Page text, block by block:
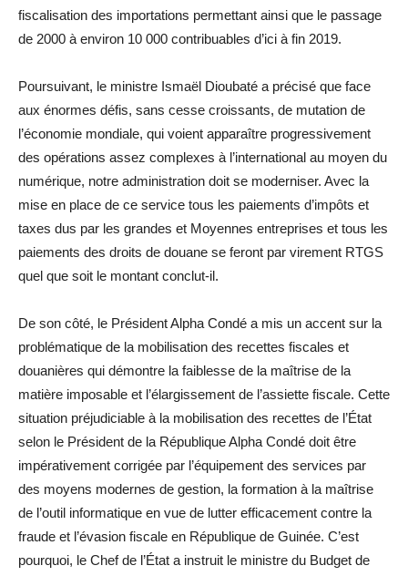
fiscalisation des importations permettant ainsi que le passage
de 2000 à environ 10 000 contribuables d’ici à fin 2019.
Poursuivant, le ministre Ismaël Dioubaté a précisé que face
aux énormes défis, sans cesse croissants, de mutation de
l’économie mondiale, qui voient apparaître progressivement
des opérations assez complexes à l’international au moyen du
numérique, notre administration doit se moderniser. Avec la
mise en place de ce service tous les paiements d’impôts et
taxes dus par les grandes et Moyennes entreprises et tous les
paiements des droits de douane se feront par virement RTGS
quel que soit le montant conclut-il.
De son côté, le Président Alpha Condé a mis un accent sur la
problématique de la mobilisation des recettes fiscales et
douanières qui démontre la faiblesse de la maîtrise de la
matière imposable et l’élargissement de l’assiette fiscale. Cette
situation préjudiciable à la mobilisation des recettes de l’État
selon le Président de la République Alpha Condé doit être
impérativement corrigée par l’équipement des services par
des moyens modernes de gestion, la formation à la maîtrise
de l’outil informatique en vue de lutter efficacement contre la
fraude et l’évasion fiscale en République de Guinée. C’est
pourquoi, le Chef de l’État a instruit le ministre du Budget de